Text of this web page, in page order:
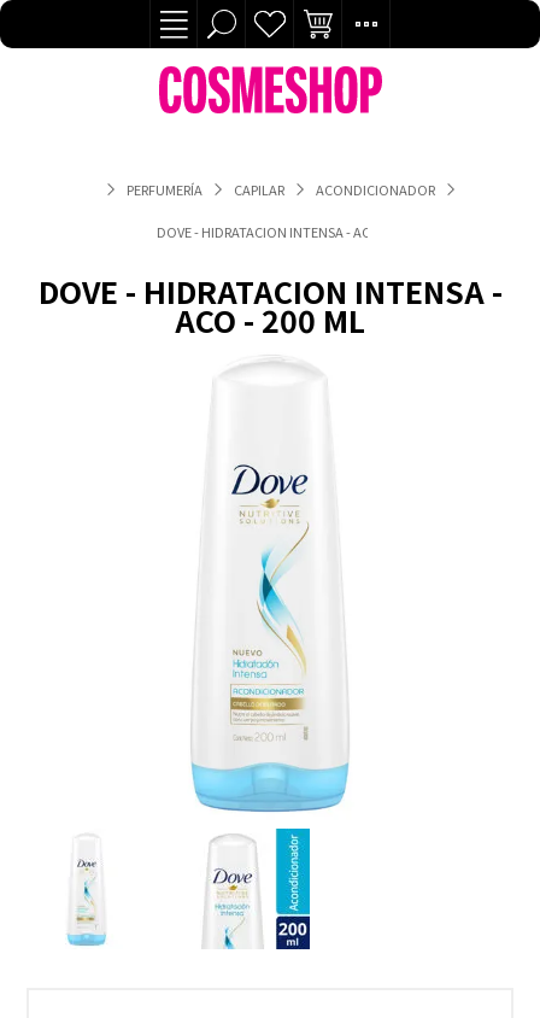
PERFUMERÍA CAPILAR ACONDICIONADOR
DOVE - HIDRATACION INTENSA - ACO - 200 ML
DOVE - HIDRATACION INTENSA -
ACO - 200 ML